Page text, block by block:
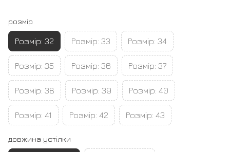
розмір
Розмір: 32 Розмір: 33 Розмір: 34
Розмір: 35 Розмір: 36 Розмір: 37
Розмір: 38 Розмір: 39 Розмір: 40
Розмір: 41 Розмір: 42 Розмір: 43
довжина устілки